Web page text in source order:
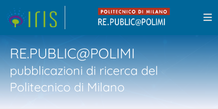
RE.PUBLIC@POLIMI
pubblicazioni di ricerca del
Politecnico di Milano